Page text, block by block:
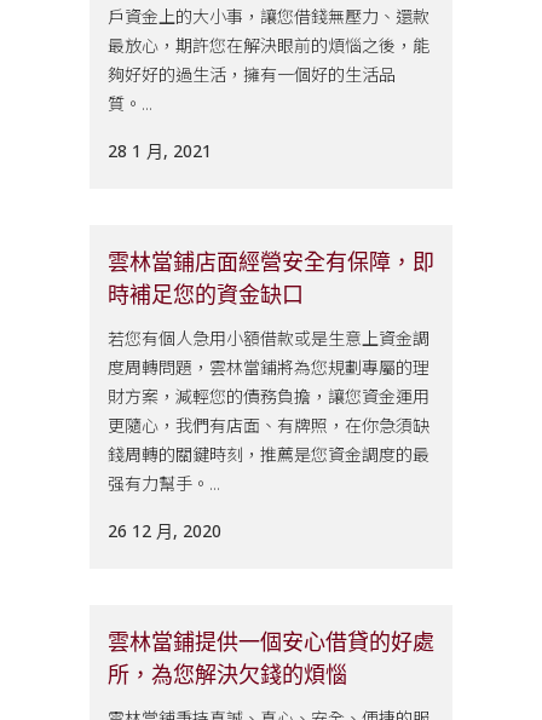
戶資金上的大小事，讓您借錢無壓力、還款
最放心，期許您在解決眼前的煩惱之後，能
夠好好的過生活，擁有一個好的生活品
質。...
28 1 月, 2021
雲林當鋪店面經營安全有保障，即
時補足您的資金缺口
若您有個人急用小額借款或是生意上資金調
度周轉問題，雲林當鋪將為您規劃專屬的理
財方案，減輕您的債務負擔，讓您資金運用
更隨心，我們有店面、有牌照，在你急須缺
錢周轉的關鍵時刻，推薦是您資金調度的最
强有力幫手。...
26 12 月, 2020
雲林當鋪提供一個安心借貸的好處
所，為您解決欠錢的煩惱